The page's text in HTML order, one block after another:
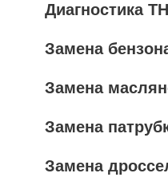
Диагностика
Замена
Замена
Замена
Замена